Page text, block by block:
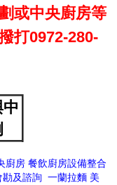
或中央廚房等
打0972-280-
廚房 餐飲廚房設備整合
勘及諮詢 一蘭拉麵 美